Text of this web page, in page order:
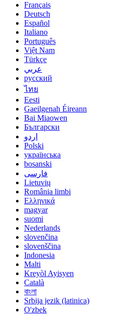
Français
Deutsch
Español
Italiano
Português
Việt Nam
Türkçe
عربي
русский
ไทย
Eesti
Gaeilgenah Éireann
Bai Miaowen
Български
اردو
Polski
українська
bosanski
فارسی
Lietuvių
România limbi
Ελληνικά
magyar
suomi
Nederlands
slovenčina
slovenščina
Indonesia
Malti
Kreyòl Ayisyen
Català
বাংলা
Srbija jezik (latinica)
O'zbek